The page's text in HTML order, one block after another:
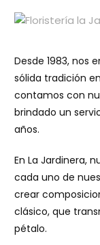
Desde 1983, nos
sólida tradición
contamos con
brindado un
años.
En La Jardinera,
cada uno de
crear
clásico, que
pétalo.